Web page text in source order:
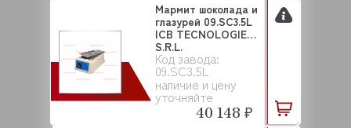
Код завода:
09.SC3.5L
наличие и цену
уточняйте
Мармит шоколада и
глазурей 09.SC3.5L
ICB TECNOLOGIE
S.R.L.
40 148 ₽